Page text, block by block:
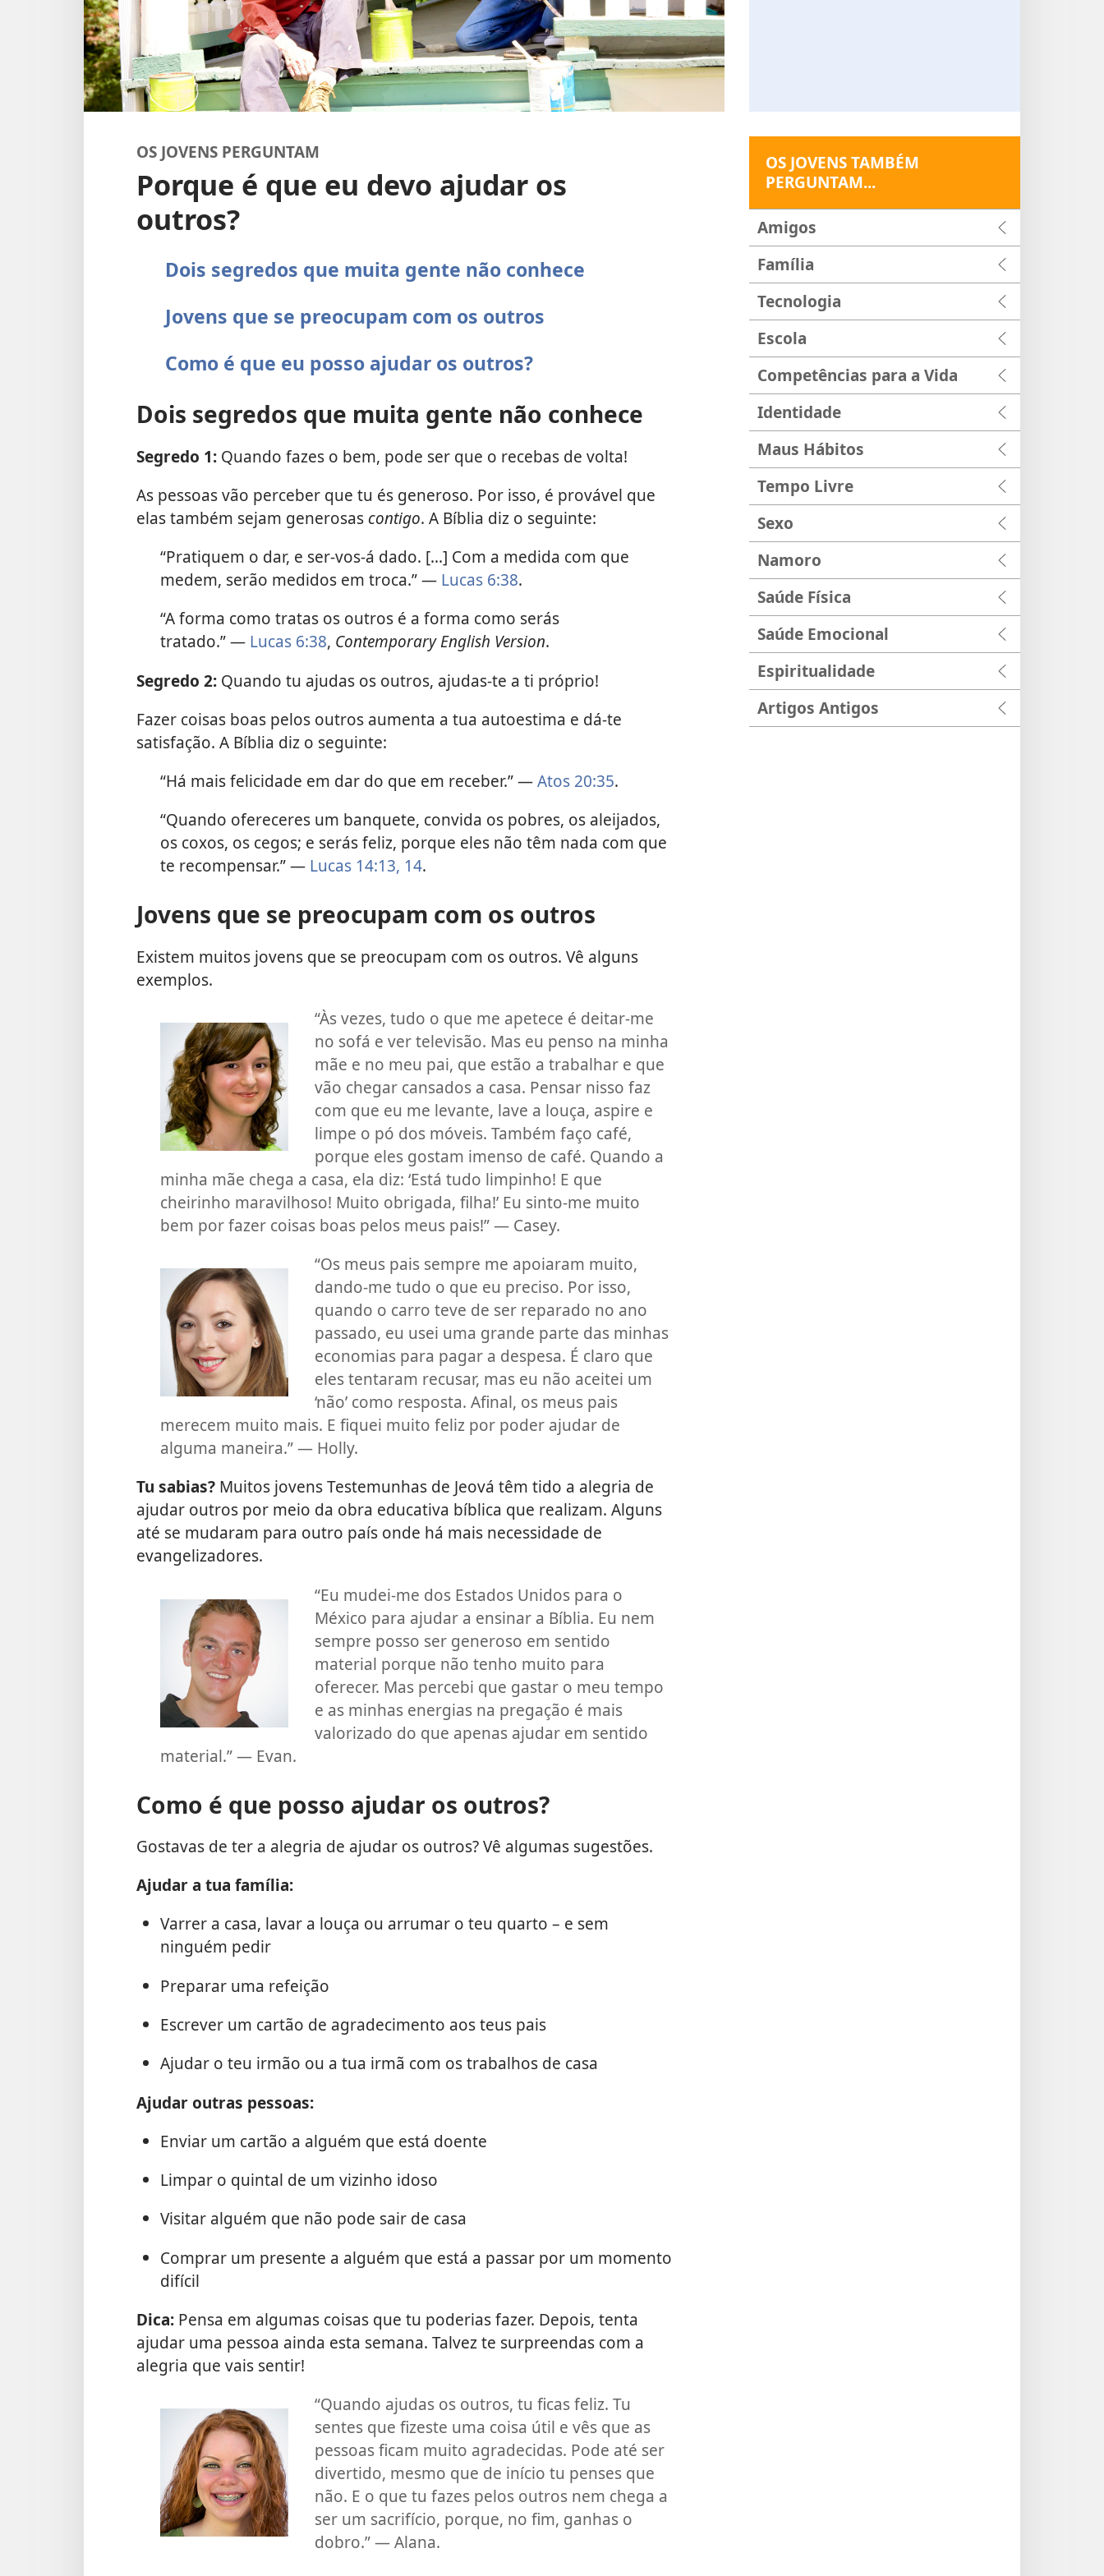
OS JOVENS PERGUNTAM
Porque é que eu devo ajudar os
outros?
Dois segredos que muita gente não conhece
Jovens que se preocupam com os outros
Como é que eu posso ajudar os outros?
Dois segredos que muita gente não conhece
Segredo 1: Quando fazes o bem, pode ser que o recebas de volta!
As pessoas vão perceber que tu és generoso. Por isso, é provável que
elas também sejam generosas contigo. A Bíblia diz o seguinte:
“Pratiquem o dar, e ser-vos-á dado. [...] Com a medida com que
medem, serão medidos em troca.” — Lucas 6:38.
“A forma como tratas os outros é a forma como serás
tratado.” — Lucas 6:38, Contemporary English Version.
Segredo 2: Quando tu ajudas os outros, ajudas-te a ti próprio!
Fazer coisas boas pelos outros aumenta a tua autoestima e dá-te
satisfação. A Bíblia diz o seguinte:
“Há mais felicidade em dar do que em receber.” —Atos 20:35.
“Quando ofereceres um banquete, convida os pobres, os aleijados,
os coxos, os cegos; e serás feliz, porque eles não têm nada com que
te recompensar.” — Lucas 14:13, 14.
Jovens que se preocupam com os outros
Existem muitos jovens que se preocupam com os outros. Vê alguns
exemplos.
“Às vezes, tudo o que me apetece é deitar-me
no sofá e ver televisão. Mas eu penso na minha
mãe e no meu pai, que estão a trabalhar e que
vão chegar cansados a casa. Pensar nisso faz
com que eu me levante, lave a louça, aspire e
limpe o pó dos móveis. Também faço café,
porque eles gostam imenso de café. Quando a
minha mãe chega a casa, ela diz: ‘Está tudo limpinho! E que
cheirinho maravilhoso! Muito obrigada, filha!’ Eu sinto-me muito
bem por fazer coisas boas pelos meus pais!” — Casey.
“Os meus pais sempre me apoiaram muito,
dando-me tudo o que eu preciso. Por isso,
quando o carro teve de ser reparado no ano
passado, eu usei uma grande parte das minhas
economias para pagar a despesa. É claro que
eles tentaram recusar, mas eu não aceitei um
‘não’ como resposta. Afinal, os meus pais
merecem muito mais. E fiquei muito feliz por poder ajudar de
alguma maneira.” — Holly.
Tu sabias? Muitos jovens Testemunhas de Jeová têm tido a alegria de
ajudar outros por meio da obra educativa bíblica que realizam. Alguns
até se mudaram para outro país onde há mais necessidade de
evangelizadores.
“Eu mudei-me dos Estados Unidos para o
México para ajudar a ensinar a Bíblia. Eu nem
sempre posso ser generoso em sentido
material porque não tenho muito para
oferecer. Mas percebi que gastar o meu tempo
e as minhas energias na pregação é mais
valorizado do que apenas ajudar em sentido
material.” — Evan.
Como é que posso ajudar os outros?
Gostavas de ter a alegria de ajudar os outros? Vê algumas sugestões.
Ajudar a tua família:
Varrer a casa, lavar a louça ou arrumar o teu quarto – e sem
ninguém pedir
Preparar uma refeição
Escrever um cartão de agradecimento aos teus pais
Ajudar o teu irmão ou a tua irmã com os trabalhos de casa
Ajudar outras pessoas:
Enviar um cartão a alguém que está doente
Limpar o quintal de um vizinho idoso
Visitar alguém que não pode sair de casa
Comprar um presente a alguém que está a passar por um momento
difícil
Dica: Pensa em algumas coisas que tu poderias fazer. Depois, tenta
ajudar uma pessoa ainda esta semana. Talvez te surpreendas com a
alegria que vais sentir!
“Quando ajudas os outros, tu ficas feliz. Tu
sentes que fizeste uma coisa útil e vês que as
pessoas ficam muito agradecidas. Pode até ser
divertido, mesmo que de início tu penses que
não. E o que tu fazes pelos outros nem chega a
ser um sacrifício, porque, no fim, ganhas o
dobro.” — Alana.
OS JOVENS TAMBÉM
PERGUNTAM...
Amigos
Família
Tecnologia
Escola
Competências para a Vida
Identidade
Maus Hábitos
Tempo Livre
Sexo
Namoro
Saúde Física
Saúde Emocional
Espiritualidade
Artigos Antigos